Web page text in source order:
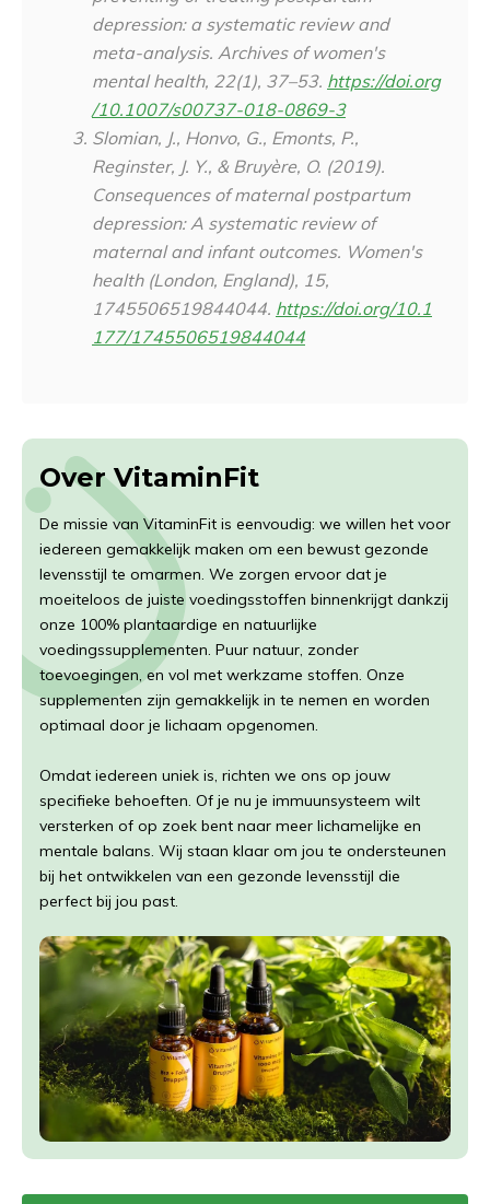
depression: a systematic review and
meta-analysis. Archives of women's
mental health, 22(1), 37–53. https://doi.org
/10.1007/s00737-018-0869-3
Slomian, J., Honvo, G., Emonts, P.,
Reginster, J. Y., & Bruyère, O. (2019).
Consequences of maternal postpartum
depression: A systematic review of
maternal and infant outcomes. Women's
health (London, England), 15,
1745506519844044. https://doi.org/10.1
177/1745506519844044
Over VitaminFit
De missie van VitaminFit is eenvoudig: we willen het voor
iedereen gemakkelijk maken om een bewust gezonde
levensstijl te omarmen. We zorgen ervoor dat je
moeiteloos de juiste voedingsstoffen binnenkrijgt dankzij
onze 100% plantaardige en natuurlijke
voedingssupplementen. Puur natuur, zonder
toevoegingen, en vol met werkzame stoffen. Onze
supplementen zijn gemakkelijk in te nemen en worden
optimaal door je lichaam opgenomen.
Omdat iedereen uniek is, richten we ons op jouw
specifieke behoeften. Of je nu je immuunsysteem wilt
versterken of op zoek bent naar meer lichamelijke en
mentale balans. Wij staan klaar om jou te ondersteunen
bij het ontwikkelen van een gezonde levensstijl die
perfect bij jou past.